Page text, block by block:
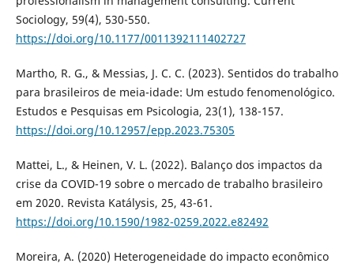
Sociology, 59(4), 530-550.
https://doi.org/10.1177/0011392111402727
Martho, R. G., & Messias, J. C. C. (2023). Sentidos do trabalho
para brasileiros de meia-idade: Um estudo fenomenológico.
Estudos e Pesquisas em Psicologia, 23(1), 138-157.
https://doi.org/10.12957/epp.2023.75305
Mattei, L., & Heinen, V. L. (2022). Balanço dos impactos da
crise da COVID-19 sobre o mercado de trabalho brasileiro
em 2020. Revista Katálysis, 25, 43-61.
https://doi.org/10.1590/1982-0259.2022.e82492
Moreira, A. (2020) Heterogeneidade do impacto econômico